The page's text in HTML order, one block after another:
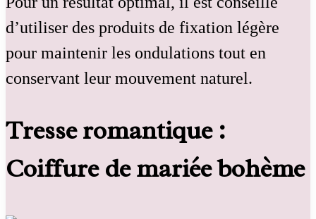
d’utiliser des produits de fixation légère
pour maintenir les ondulations tout en
conservant leur mouvement naturel.
Tresse romantique :
Coiffure de mariée bohème